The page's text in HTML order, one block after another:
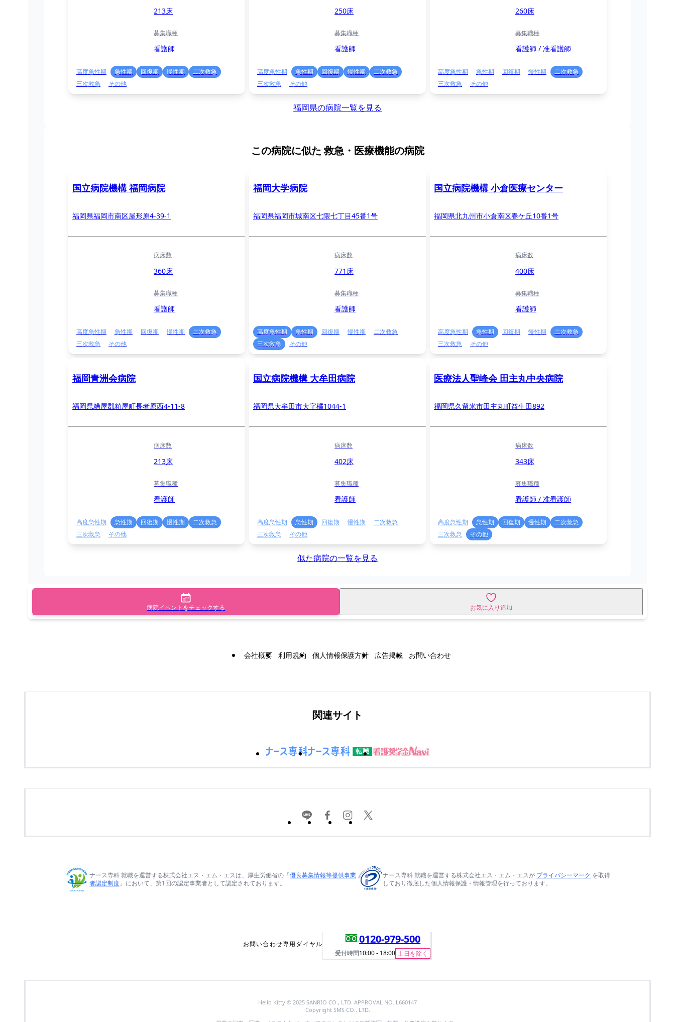
213床
募集職種
看護師
高度急性期 急性期 回復期 慢性期
二次救急
三次救急
その他
250床
募集職種
看護師
高度急性期 急性期 回復期 慢性期
二次救急
三次救急
その他
260床
募集職種
看護師 / 准看護師
高度急性期 急性期 回復期 慢性期
二次救急
三次救急
その他
福岡県の病院一覧を見る
この病院に似た 救急・医療機能の病院
国立病院機構 福岡病院
福岡県福岡市南区屋形原4-39-1
病床数
360床
募集職種
看護師
高度急性期 急性期 回復期 慢性期
二次救急
三次救急
その他
福岡大学病院
福岡県福岡市城南区七隈七丁目45番1号
病床数
771床
募集職種
看護師
高度急性期 急性期 回復期 慢性期
二次救急
三次救急
その他
国立病院機構 小倉医療センター
福岡県北九州市小倉南区春ケ丘10番1号
病床数
400床
募集職種
看護師
高度急性期 急性期 回復期 慢性期
二次救急
三次救急
その他
福岡青洲会病院
福岡県糟屋郡粕屋町長者原西4-11-8
病床数
213床
募集職種
看護師
高度急性期 急性期 回復期 慢性期
二次救急
三次救急
その他
国立病院機構 大牟田病院
福岡県大牟田市大字橘1044-1
病床数
402床
募集職種
看護師
高度急性期 急性期 回復期 慢性期
二次救急
三次救急
その他
医療法人聖峰会 田主丸中央病院
福岡県久留米市田主丸町益生田892
病床数
343床
募集職種
看護師 / 准看護師
高度急性期 急性期 回復期 慢性期
二次救急
三次救急
その他
似た病院の一覧を見る
病院イベントをチェックする お気に入り追加
会社概要 利用規約 個人情報保護方針 広告掲載 お問い合わせ
関連サイト
ナース専科 就職を運営する株式会社エス・エム・エスは、厚生労働省の「優良募集情報等提供事業
者認定制度 」において、第1回の認定事業者として認定されております。
ナース専科 就職を運営する株式会社エス・エム・エスが プライバシーマーク を取得
しており徹底した個人情報保護・情報管理を行っております。
お問い合わせ専用ダイヤル 0120-979-500
受付時間10:00 - 18:00 土日を除く
Hello Kitty © 2025 SANRIO CO., LTD. APPROVAL NO. L660147
Copyright SMS CO., LTD.